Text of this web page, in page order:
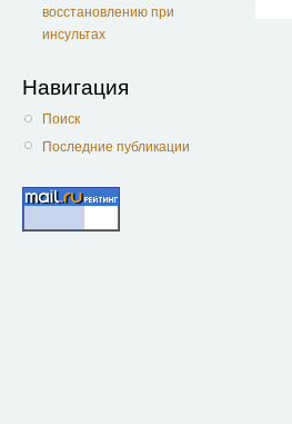
восстановлению при
инсультах
Навигация
Поиск
Последние публикации